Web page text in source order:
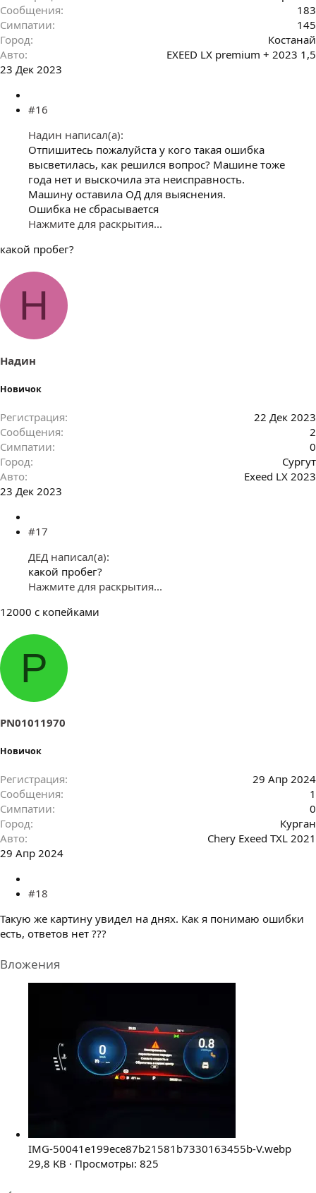
Сообщения
183
Симпатии
145
Город
Костанай
Авто
EXEED LX premium + 2023 1,5
23 Дек 2023
#16
Надин написал(а):
Отпишитесь пожалуйста у кого такая ошибка
высветилась, как решился вопрос? Машине тоже
года нет и выскочила эта неисправность.
Машину оставила ОД для выяснения.
Ошибка не сбрасывается
Нажмите для раскрытия...
какой пробег?
Н
Надин
Новичок
Регистрация
22 Дек 2023
Сообщения
2
Симпатии
0
Город
Сургут
Авто
Exeed LX 2023
23 Дек 2023
#17
ДЕД написал(а):
какой пробег?
Нажмите для раскрытия...
12000 с копейками
P
PN01011970
Новичок
Регистрация
29 Апр 2024
Сообщения
1
Симпатии
0
Город
Курган
Авто
Chery Exeed TXL 2021
29 Апр 2024
#18
Такую же картину увидел на днях. Как я понимаю ошибки
есть, ответов нет ???
Вложения
IMG-50041e199ece87b21581b7330163455b-V.webp
29,8 KB · Просмотры: 825